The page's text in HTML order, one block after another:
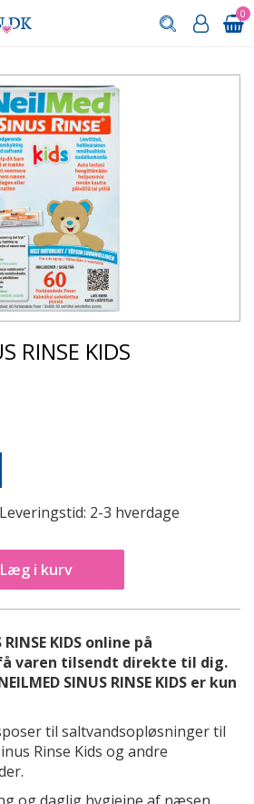
0
RINSE KIDS
Læg i kurv
2-3 hverdage
RINSE KIDS online på
varen tilsendt direkte til dig.
SINUS RINSE KIDS er kun
til saltvandsopløsninger til
Rinse Kids og andre